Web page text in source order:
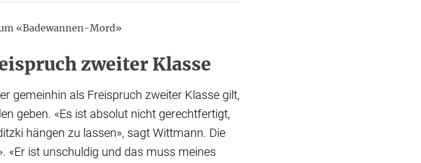
«Badewannen-Mord»
zweiter Klasse
gemeinhin als Freispruch zweiter Klasse gilt,
geben. «Es ist absolut nicht gerechtfertigt,
hängen zu lassen», sagt Wittmann. Die
«Er ist unschuldig und das muss meines